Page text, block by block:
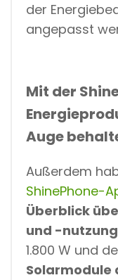
der
angepasst
Mit der
Auge
Außerdem
ShinePhone-
Überblick
und -nutzung
1.800 W und
Solarmodule